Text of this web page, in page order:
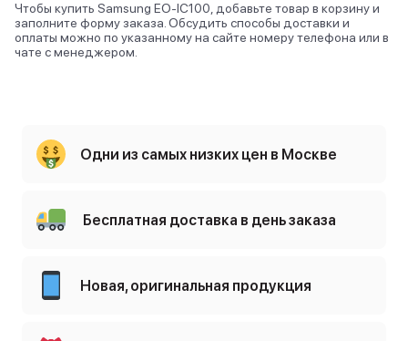
Чтобы купить Samsung EO-IC100, добавьте товар в корзину и
заполните форму заказа. Обсудить способы доставки и
оплаты можно по указанному на сайте номеру телефона или в
чате с менеджером.
Одни из самых низких цен в Москве
Бесплатная доставка в день заказа
Новая, оригинальная продукция